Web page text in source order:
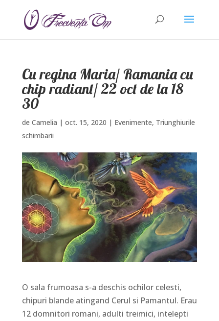
Cu regina Maria/ Ramania cu
chip radiant/ 22 oct de la 18
30
de Camelia | oct. 15, 2020 | Evenimente, Triunghiurile
schimbarii
O sala frumoasa s-a deschis ochilor celesti,
chipuri blande atingand Cerul si Pamantul. Erau
12 domnitori romani, adulti treimici, intelepti